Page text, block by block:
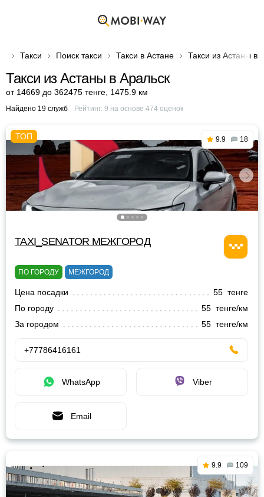
Такси Поиск такси Такси в Астане Такси из Астаны в
Такси из Астаны в Аральск
от 14669 до 362475 тенге 1475.9 км
Найдено 19 служб Рейтинг: 9 на основе 474оценок
9.9 18
TAXI_SENATOR МЕЖГОРОД
ПО ГОРОДУ МЕЖГОРОД
Цена посадки
55 тенге
По городу
55 тенге/км
За городом
55 тенге/км
+77786416161
WhatsApp Viber
Email
9.9 109